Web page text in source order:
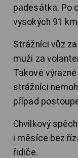
padesátka. Po
vysokých 91
Strážníci vůz
muži za
Takové
strážníci
případ
Chvilkový
i měsíce bez
řidiče.